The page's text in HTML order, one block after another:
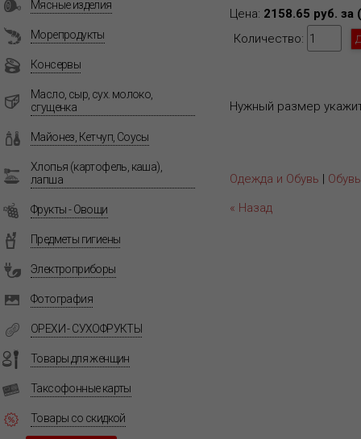
Мясные изделия
Морепродукты
Консервы
Масло, сыр, сух. молоко,
сгущенка
Майонез, Кетчуп, Соусы
Хлопья (картофель, каша),
лапша
Фрукты - Овощи
Предметы гигиены
Электроприборы
Фотография
ОРЕХИ - СУХОФРУКТЫ
Товары для женщин
Таксофонные карты
Товары со скидкой
Цена: 2158.65 руб. за
Количество:
Нужный размер
Одежда и Обувь | Обувь
« Назад